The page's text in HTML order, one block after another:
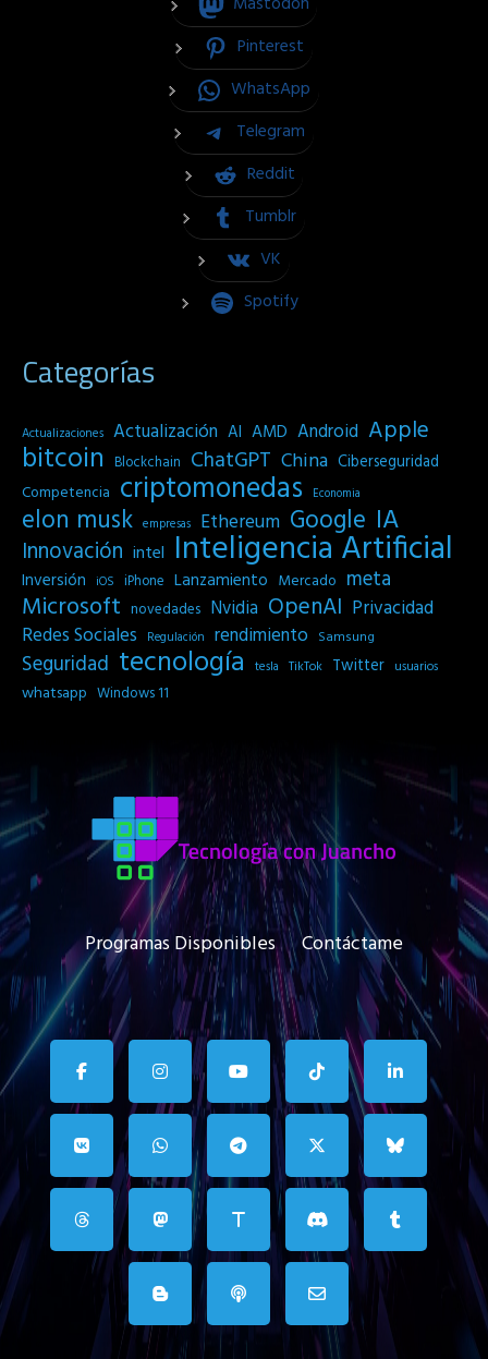
Pinterest
WhatsApp
Telegram
Reddit
Tumblr
VK
Spotify
Categorías
Actualizaciones Actualización AI AMD Android Apple
bitcoin Blockchain ChatGPT China Ciberseguridad
Competencia criptomonedas Economia
elon musk empresas Ethereum Google IA
Innovación intel Inteligencia Artificial
Inversión iOS iPhone Lanzamiento Mercado meta
Microsoft novedades Nvidia OpenAI Privacidad
Redes Sociales
Regulación rendimiento Samsung
Seguridad tecnología tesla TikTok Twitter usuarios
whatsapp Windows 11
Programas Disponibles Contáctame